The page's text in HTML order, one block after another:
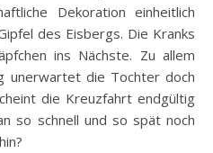
Dekoration einheitlich
des Eisbergs. Die Kranks
ins Nächste. Zu allem
unerwartet die Tochter doch
die Kreuzfahrt endgültig
so schnell und so spät noch